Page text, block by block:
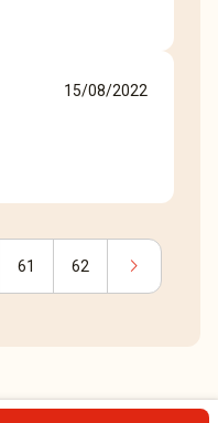
15/08/2022
61 62 chevron_right